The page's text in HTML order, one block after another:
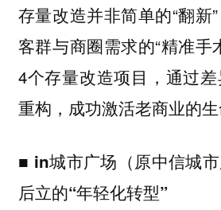
存量改造并非简单的“翻新
客群与商圈需求的“精准手
4个存量改造项目，通过
重构，成功激活老商业的生
■ in城市广场（原中信城
后立的“年轻化转型”